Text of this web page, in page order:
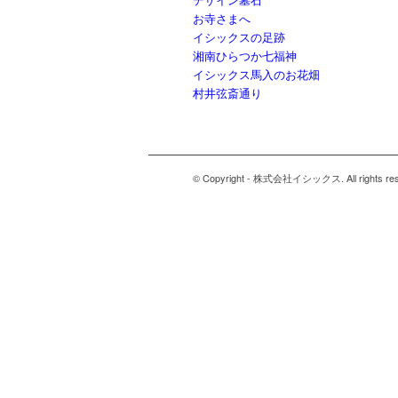
お寺さまへ
イシックスの足跡
湘南ひらつか七福神
イシックス馬入のお花畑
村井弦斎通り
© Copyright - 株式会社イシックス. All rights